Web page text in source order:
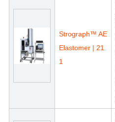
Strograph™ AE
Elastomer | 21
1